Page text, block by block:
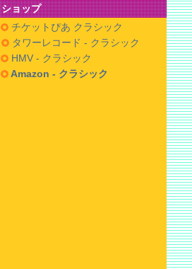
ショップ
チケットぴあ クラシック
タワーレコード - クラシック
HMV - クラシック
Amazon - クラシック